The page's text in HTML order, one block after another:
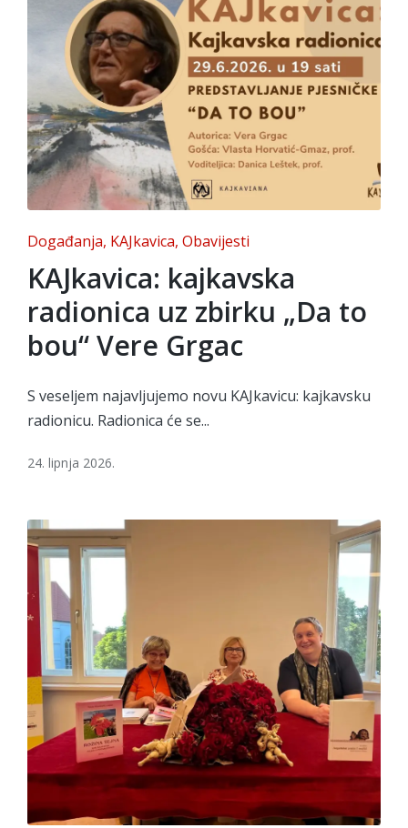
Posted
in
Događanja KAJkavica Obavijesti
KAJkavica: kajkavska
radionica uz zbirku „Da to
bou“ Vere Grgac
S veseljem najavljujemo novu KAJkavicu: kajkavsku
radionicu. Radionica će se...
24. lipnja 2026.